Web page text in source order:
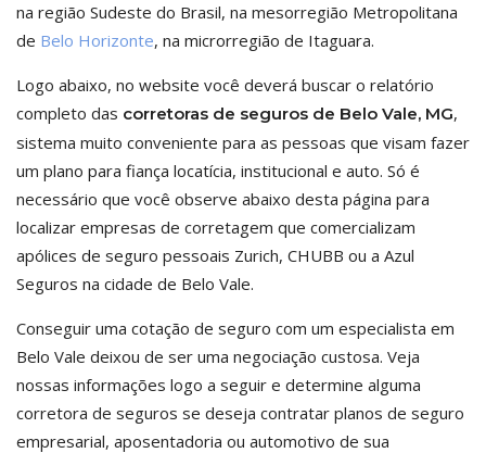
na região Sudeste do Brasil, na mesorregião Metropolitana
de Belo Horizonte, na microrregião de Itaguara.
Logo abaixo, no website você deverá buscar o relatório
completo das corretoras de seguros de Belo Vale, MG,
sistema muito conveniente para as pessoas que visam fazer
um plano para fiança locatícia, institucional e auto. Só é
necessário que você observe abaixo desta página para
localizar empresas de corretagem que comercializam
apólices de seguro pessoais Zurich, CHUBB ou a Azul
Seguros na cidade de Belo Vale.
Conseguir uma cotação de seguro com um especialista em
Belo Vale deixou de ser uma negociação custosa. Veja
nossas informações logo a seguir e determine alguma
corretora de seguros se deseja contratar planos de seguro
empresarial, aposentadoria ou automotivo de sua